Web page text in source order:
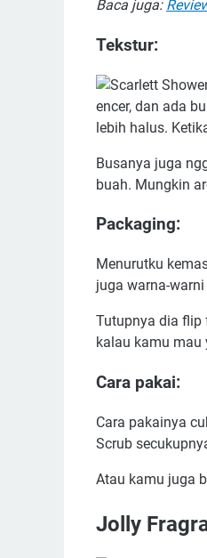
Baca juga:
Tekstur:
encer, dan ada
lebih halus.
Busanya juga
buah. Mungkin
Packaging:
Menurutku
juga warna-
Tutupnya dia flip
kalau kamu
Cara pakai:
Cara pakainya
Scrub
Atau kamu juga
Jolly